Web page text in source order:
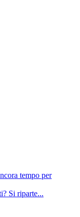
tempo per
Si riparte...